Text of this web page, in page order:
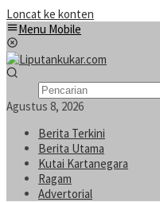
Loncat ke konten
Menu Mobile
Agustus 8, 2026
Berita Terkini
Berita Utama
Kutai Kartanegara
Ragam
Advertorial